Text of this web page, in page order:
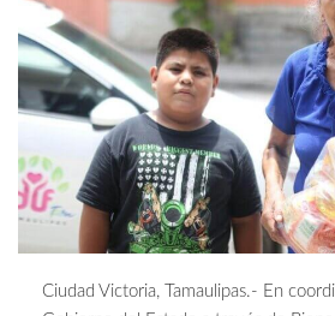
Ciudad Victoria, Tamaulipas.- En